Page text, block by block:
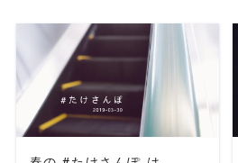
READ MORE